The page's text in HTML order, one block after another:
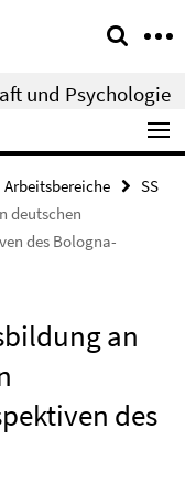
und Psychologie
Arbeitsbereiche
SS
deutschen
des Bologna-
an
des